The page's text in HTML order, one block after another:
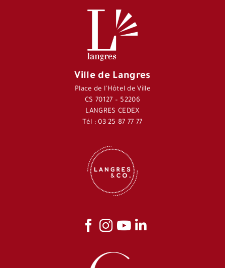
Ville de Langres
Place de l’Hôtel de Ville
CS 70127 – 52206
LANGRES CEDEX
Tél : 03 25 87 77 77